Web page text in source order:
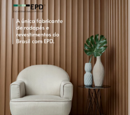
Você sabe o que é EPD?
A Declaração Ambiental de Produto
(Environmental Product Declaration) é
um documento internacional que
Jul 21
35 1